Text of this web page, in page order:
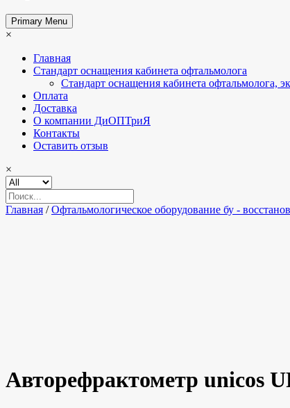
Primary Menu
×
Главная
Стандарт оснащения кабинета офтальмолога
Стандарт оснащения кабинета офтальмолога,
Оплата
Доставка
О компании ДиОПТриЯ
Контакты
Оставить отзыв
×
Главная /Офтальмологическое оборудование бу -
Авторефрактометр unicos